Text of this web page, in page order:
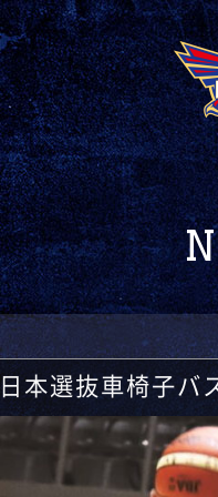
本選抜車椅子バ